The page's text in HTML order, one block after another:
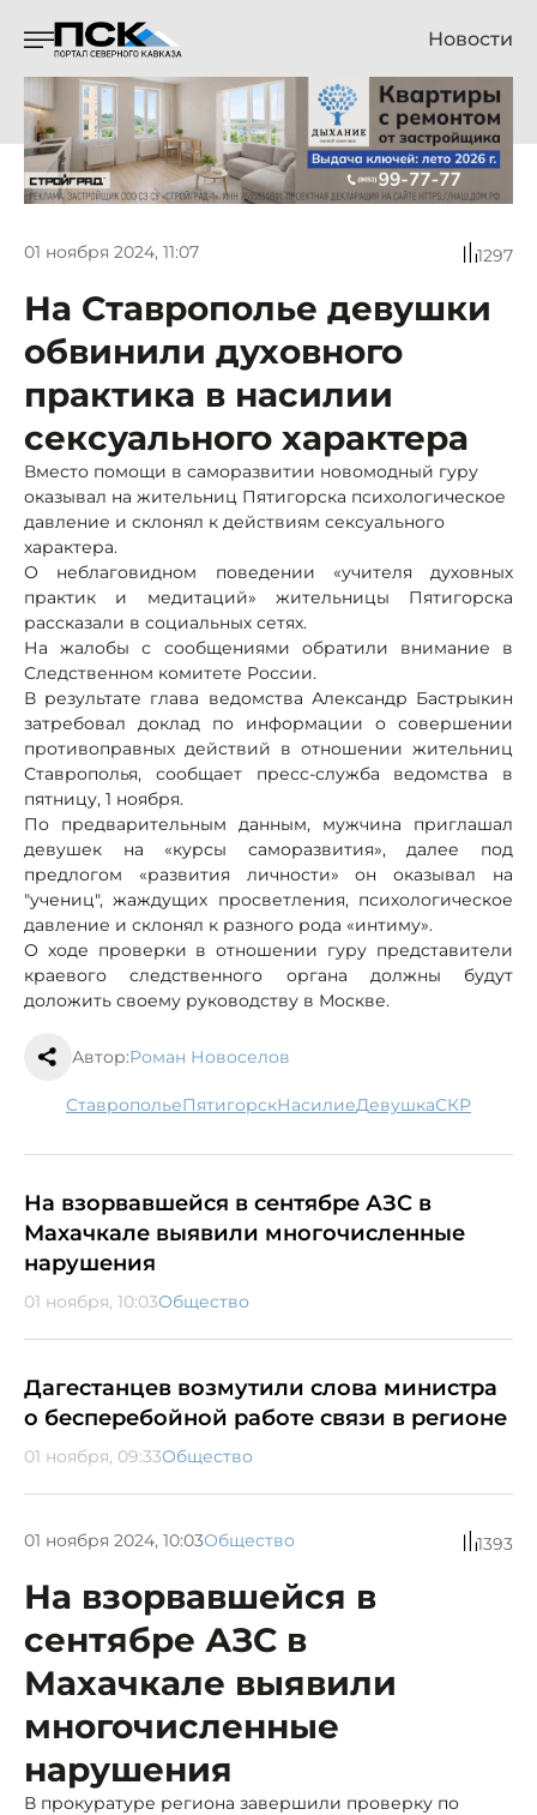
Новости
01 ноября 2024, 11:07 1297
На Ставрополье девушки
обвинили духовного
практика в насилии
сексуального характера
Вместо помощи в саморазвитии новомодный гуру
оказывал на жительниц Пятигорска психологическое
давление и склонял к действиям сексуального
характера.
О неблаговидном поведении «учителя духовных
практик и медитаций» жительницы Пятигорска
рассказали в социальных сетях.
На жалобы с сообщениями обратили внимание в
Следственном комитете России.
В результате глава ведомства Александр Бастрыкин
затребовал доклад по информации о совершении
противоправных действий в отношении жительниц
Ставрополья, сообщает пресс-служба ведомства в
пятницу, 1 ноября.
По предварительным данным, мужчина приглашал
девушек на «курсы саморазвития», далее под
предлогом «развития личности» он оказывал на
"учениц", жаждущих просветления, психологическое
давление и склонял к разного рода «интиму».
О ходе проверки в отношении гуру представители
краевого следственного органа должны будут
доложить своему руководству в Москве.
Автор:Роман Новоселов
Ставрополье Пятигорск насилие девушка СКР
На взорвавшейся в сентябре АЗС в
Махачкале выявили многочисленные
нарушения
01 ноября, 10:03Общество
Дагестанцев возмутили слова министра
о бесперебойной работе связи в регионе
01 ноября, 09:33Общество
01 ноября 2024, 10:03Общество 1393
На взорвавшейся в
сентябре АЗС в
Махачкале выявили
многочисленные
нарушения
В прокуратуре региона завершили проверку по